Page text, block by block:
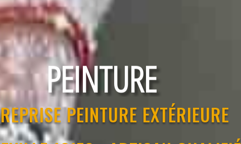
PEINTURE
PEINTURE EXTÉRIEURE